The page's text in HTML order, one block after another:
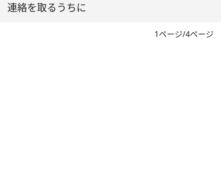
連絡を取るうちに
1ページ/4ページ